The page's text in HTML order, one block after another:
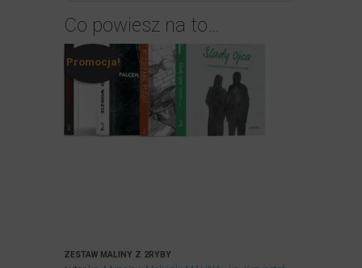
Co powiesz na to…
Promocja!
ZESTAW MALINY Z 2RYBY